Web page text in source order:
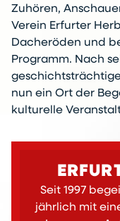
Zuhören,
Verein Erfurter
Dacheröden und
Programm. Nach
nun ein Ort der
kulturelle
Seit 1997
jährlich mit